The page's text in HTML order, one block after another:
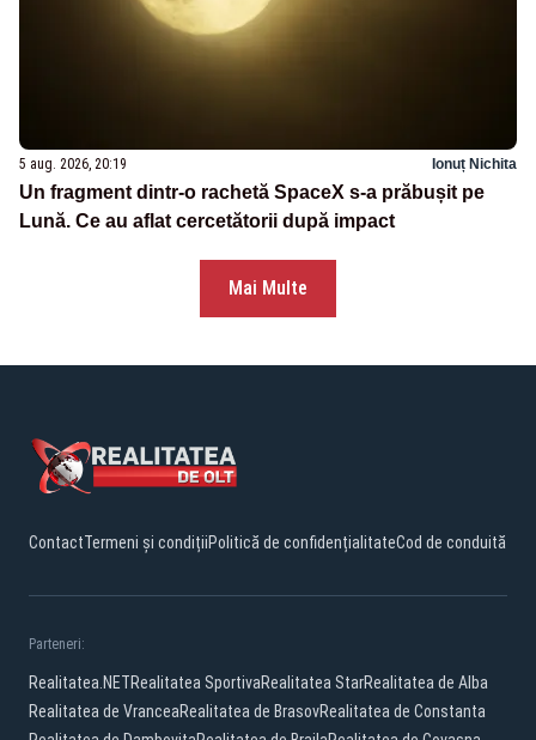
5 aug. 2026, 20:19 Ionuț Nichita
Un fragment dintr-o rachetă SpaceX s-a prăbușit pe
Lună. Ce au aflat cercetătorii după impact
Mai Multe
ContactTermeni și condițiiPolitică de confidențialitateCod de conduită
Parteneri:
Realitatea.NETRealitatea SportivaRealitatea StarRealitatea de Alba
Realitatea de VranceaRealitatea de BrasovRealitatea de Constanta